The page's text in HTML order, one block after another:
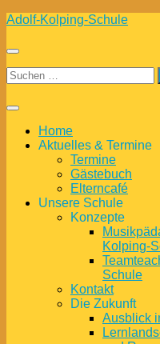
Zum
springen
Adolf-Kolping-Schule
Suchen
nach:
Home
Aktuelles & Termine
Termine
Gästebuch
Elterncafé
Unsere Schule
Konzepte
Kolping-
Schule
Kontakt
Die Zukunft
Ausblick